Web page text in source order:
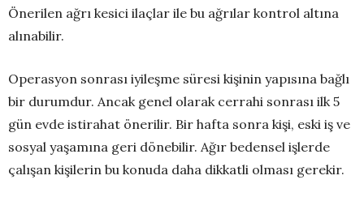
Önerilen ağrı kesici ilaçlar ile bu ağrılar kontrol altına
alınabilir.
Operasyon sonrası iyileşme süresi kişinin yapısına bağlı
bir durumdur. Ancak genel olarak cerrahi sonrası ilk 5
gün evde istirahat önerilir. Bir hafta sonra kişi, eski iş ve
sosyal yaşamına geri dönebilir. Ağır bedensel işlerde
çalışan kişilerin bu konuda daha dikkatli olması gerekir.